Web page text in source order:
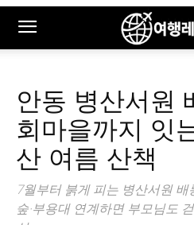
안동 병산서원
회마을까지 잇
산 여름 산책
7월부터 붉게 피는 병산서원
숲·부용대 연계하면 부모님도